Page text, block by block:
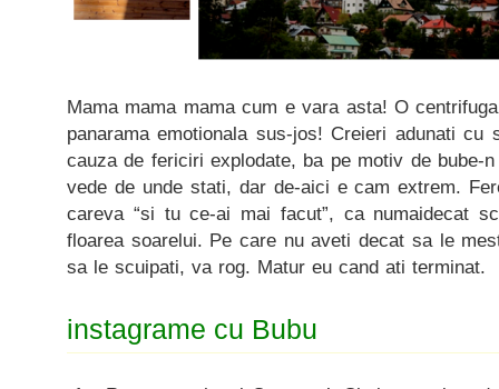
Mama mama mama cum e vara asta! O
panarama emotionala sus-jos! Creieri adunati cu
cauza de fericiri explodate, ba pe motiv de
vede de unde stati, dar de-aici e cam extrem.
careva “si tu ce-ai mai facut”, ca numaidecat
floarea soarelui. Pe care nu aveti decat sa le
sa le scuipati, va rog. Matur eu cand ati terminat.
instagrame cu Bubu